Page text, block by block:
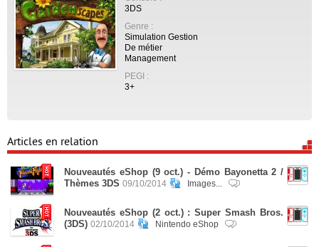
3DS
Genre :
Simulation Gestion
De métier
Management
PEGI :
3+
Articles en relation
Nouveautés eShop (9 oct.) - Démo Bayonetta 2 /
Thèmes 3DS 09/10/2014 Images...
Nouveautés eShop (2 oct.) : Super Smash Bros.
(3DS) 02/10/2014 Nintendo eShop